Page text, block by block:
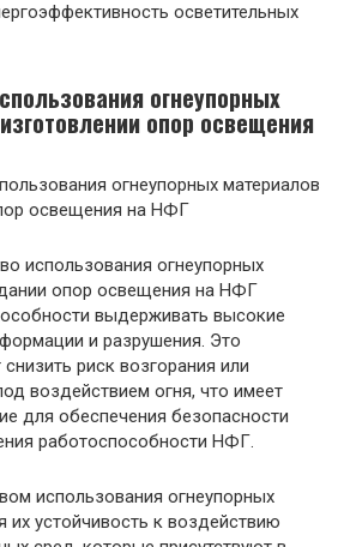
осветительных
огнеупорных
опор освещения
использования огнеупорных
опор освещения на НФГ
выдерживать высокие
и разрушения. Это
риск возгорания или
воздействием огня, что имеет
для обеспечения безопасности
работоспособности НФГ.
использования огнеупорных
их устойчивость к воздействию